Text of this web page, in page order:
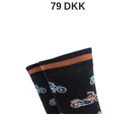
79 DKK